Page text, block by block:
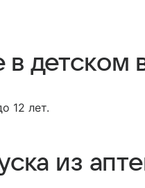
детском
12 лет.
из